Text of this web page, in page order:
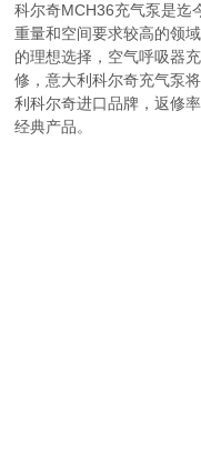
科尔奇MCH36充气泵是迄
重量和空间要求较高的领
的理想选择，空气呼吸器
修，意大利科尔奇充气泵
利科尔奇进口品牌，返修
经典产品。